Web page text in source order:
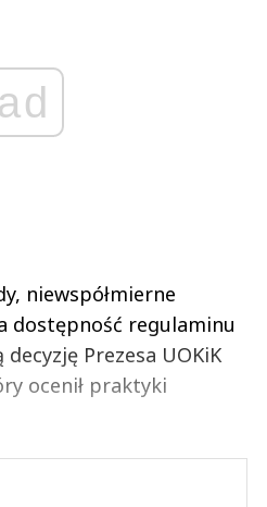
ad
niewspółmierne
dostępność regulaminu
Prezesa UOKiK
ocenił praktyki